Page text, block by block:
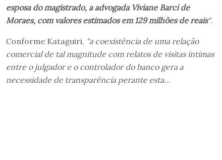
esposa do magistrado, a advogada Viviane Barci de
Moraes, com valores estimados em 129 milhões de reais“.
Conforme Kataguiri, “a coexistência de uma relação
comercial de tal magnitude com relatos de visitas íntimas
entre o julgador e o controlador do banco gera a
necessidade de transparência perante esta…